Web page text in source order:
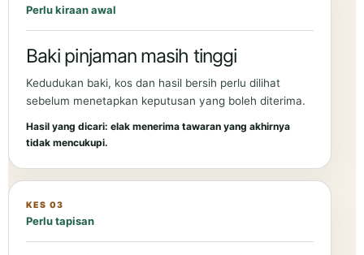
Perlu kiraan awal
Baki pinjaman masih tinggi
Kedudukan baki, kos dan hasil bersih perlu dilihat
sebelum menetapkan keputusan yang boleh diterima.
Hasil yang dicari: elak menerima tawaran yang akhirnya
tidak mencukupi.
KES 03
Perlu tapisan